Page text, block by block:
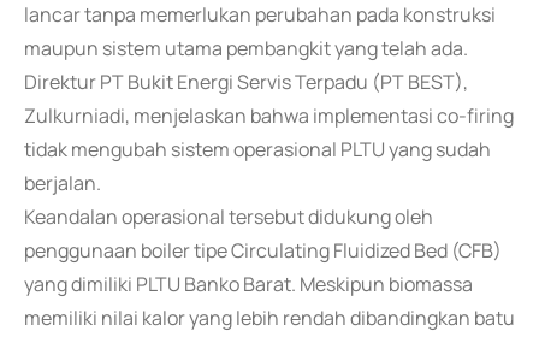
lancar tanpa memerlukan perubahan pada konstruksi
maupun sistem utama pembangkit yang telah ada.
Direktur PT Bukit Energi Servis Terpadu (PT BEST),
Zulkurniadi, menjelaskan bahwa implementasi co-firing
tidak mengubah sistem operasional PLTU yang sudah
berjalan.
Keandalan operasional tersebut didukung oleh
penggunaan boiler tipe Circulating Fluidized Bed (CFB)
yang dimiliki PLTU Banko Barat. Meskipun biomassa
memiliki nilai kalor yang lebih rendah dibandingkan batu